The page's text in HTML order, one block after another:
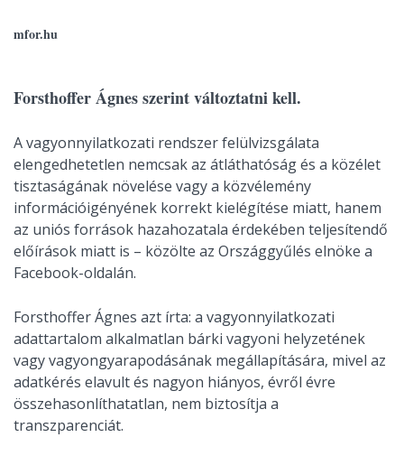
mfor.hu
Forsthoffer Ágnes szerint változtatni kell.
A vagyonnyilatkozati rendszer felülvizsgálata
elengedhetetlen nemcsak az átláthatóság és a közélet
tisztaságának növelése vagy a közvélemény
információigényének korrekt kielégítése miatt, hanem
az uniós források hazahozatala érdekében teljesítendő
előírások miatt is – közölte az Országgyűlés elnöke a
Facebook-oldalán.
Forsthoffer Ágnes azt írta: a vagyonnyilatkozati
adattartalom alkalmatlan bárki vagyoni helyzetének
vagy vagyongyarapodásának megállapítására, mivel az
adatkérés elavult és nagyon hiányos, évről évre
összehasonlíthatatlan, nem biztosítja a
transzparenciát.